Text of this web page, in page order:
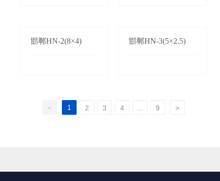
邯郸HN-2(8×4) 邯郸HN-3(5×2.5)
< 1 2 3 4 9 >